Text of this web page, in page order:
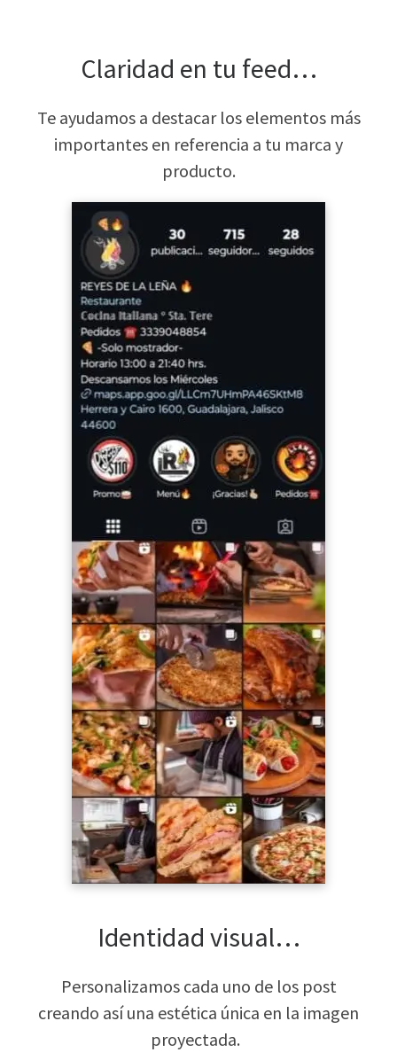
Claridad en tu feed…
Te ayudamos a destacar los elementos más
importantes en referencia a tu marca y
producto.
Identidad visual…
Personalizamos cada uno de los post
creando así una estética única en la imagen
proyectada.